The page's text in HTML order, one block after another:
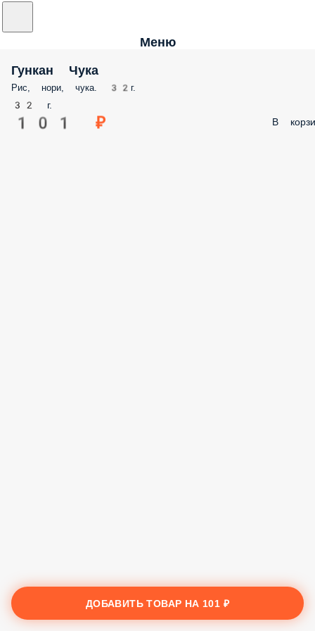
Меню
Гункан Чука
Рис, нори, чука. 32г.
32 г.
101 ₽ В
ДОБАВИТЬ ТОВАР НА 101 ₽